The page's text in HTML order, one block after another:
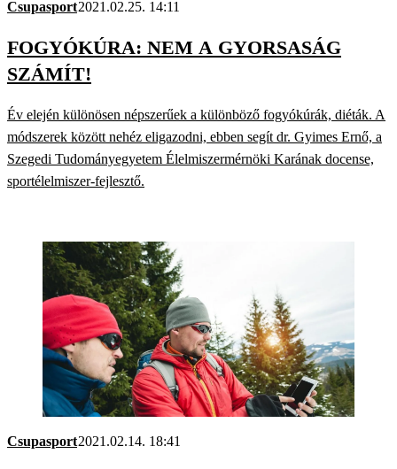
Csupasport2021.02.25. 14:11
FOGYÓKÚRA: NEM A GYORSASÁG
SZÁMÍT!
Év elején különösen népszerűek a különböző fogyókúrák, diéták. A
módszerek között nehéz eligazodni, ebben segít dr. Gyimes Ernő, a
Szegedi Tudományegyetem Élelmiszermérnöki Karának docense,
sportélelmiszer-fejlesztő.
Csupasport2021.02.14. 18:41